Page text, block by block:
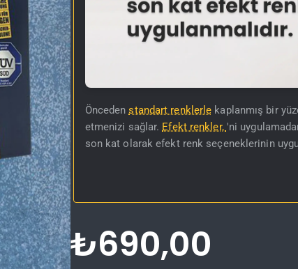
Öncedenstandart renklerle kaplanmış bir
etmenizi sağlar. Efekt renkler, 'ni
son kat olarak efekt renk seçeneklerinin
₺690,00